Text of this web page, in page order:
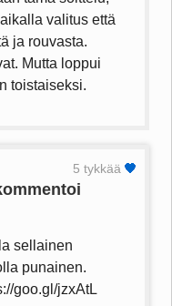
valitus että
ja rouvasta.
Mutta loppui
toistaiseksi.
sellainen
punainen.
goo.gl/jzxAtL
5 tykkää